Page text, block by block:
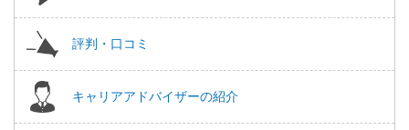
評判・口コミ
キャリアアドバイザーの紹介